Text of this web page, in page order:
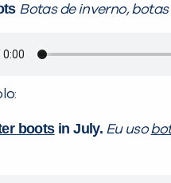
Botas de inverno, botas
bootsin July. Eu uso